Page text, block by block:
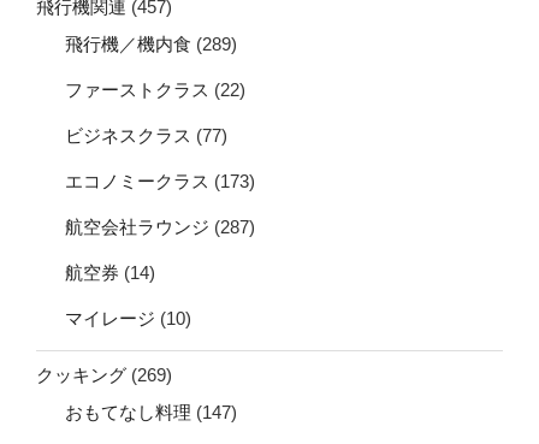
飛行機関連 (457)
飛行機／機内食 (289)
ファーストクラス (22)
ビジネスクラス (77)
エコノミークラス (173)
航空会社ラウンジ (287)
航空券 (14)
マイレージ (10)
クッキング (269)
おもてなし料理 (147)